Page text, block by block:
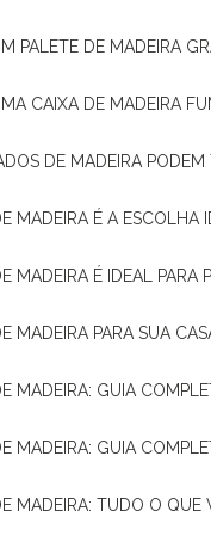
PALETE DE MADEIRA
CAIXA DE MADEIRA
DE MADEIRA
MADEIRA É A
MADEIRA É IDEAL
MADEIRA PARA SUA
MADEIRA: GUIA
MADEIRA: GUIA
MADEIRA: TUDO O